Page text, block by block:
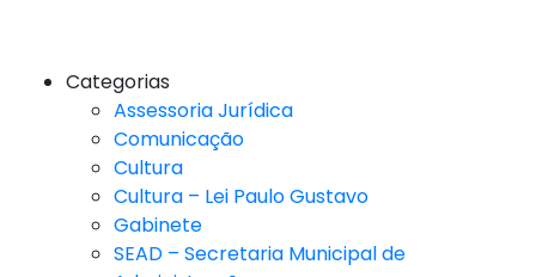
Categorias
Assessoria Jurídica
Comunicação
Cultura
Cultura – Lei Paulo Gustavo
Gabinete
SEAD – Secretaria Municipal de